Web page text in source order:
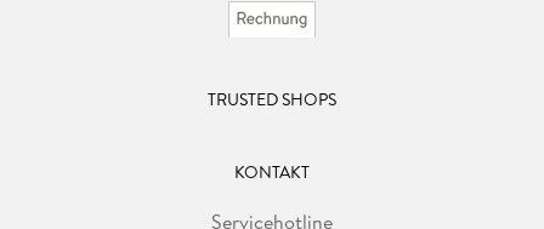
TRUSTED SHOPS
KONTAKT
Servicehotline